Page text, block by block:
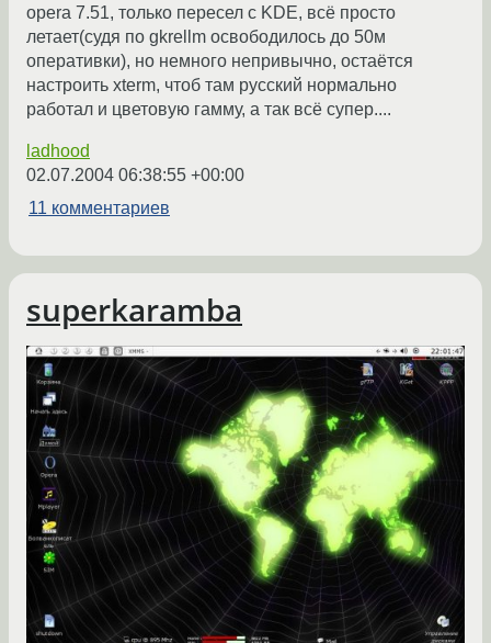
opera 7.51, только пересел с KDE, всё просто
летает(судя по gkrellm освободилось до 50м
оперативки), но немного непривычно, остаётся
настроить xterm, чтоб там русский нормально
работал и цветовую гамму, а так всё супер....
ladhood
02.07.2004 06:38:55 +00:00
11 комментариев
superkaramba